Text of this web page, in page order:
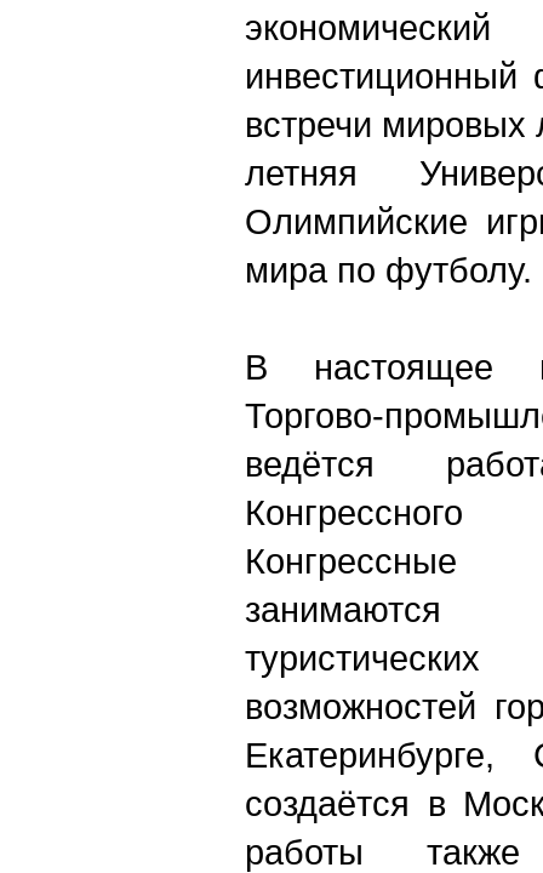
встречи
летняя
Олимпийские
мира по футболу.
В настоящее
Торгово-
ведётся
возможностей
создаётся в
работы